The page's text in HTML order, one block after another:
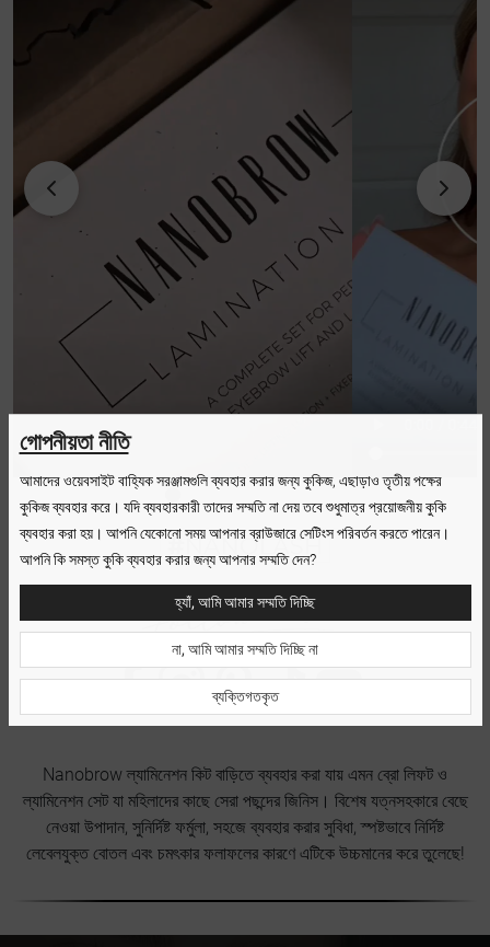
Nanobrow ল্যামিনেশন কিট বাড়িতে ব্যবহার করা যায় এমন ব্রো লিফট ও
ল্যামিনেশন সেট যা মহিলাদের কাছে সেরা পছন্দের জিনিস। বিশেষ যত্নসহকারে বেছে
নেওয়া উপাদান, সুনির্দিষ্ট ফর্মুলা, সহজে ব্যবহার করার সুবিধা, স্পষ্টভাবে নির্দিষ্ট
লেবেলযুক্ত বোতল এবং চমৎকার ফলাফলের কারণে এটিকে উচ্চমানের করে তুলেছে!
গোপনীয়তা নীতি
আমাদের ওয়েবসাইট বাহ্যিক সরঞ্জামগুলি ব্যবহার করার জন্য কুকিজ, এছাড়াও তৃতীয় পক্ষের
কুকিজ ব্যবহার করে। যদি ব্যবহারকারী তাদের সম্মতি না দেয় তবে শুধুমাত্র প্রয়োজনীয় কুকি
ব্যবহার করা হয়। আপনি যেকোনো সময় আপনার ব্রাউজারে সেটিংস পরিবর্তন করতে পারেন।
আপনি কি সমস্ত কুকি ব্যবহার করার জন্য আপনার সম্মতি দেন?
হ্যাঁ, আমি আমার সম্মতি দিচ্ছি
না, আমি আমার সম্মতি দিচ্ছি না
ব্যক্তিগতকৃত